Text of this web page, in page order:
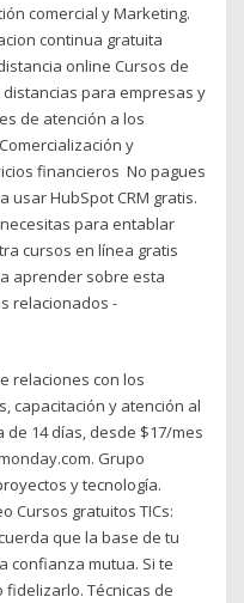
comercial y Marketing.
continua gratuita
online Cursos de
para empresas y
de atención a los
y
financieros No pagues
usar HubSpot CRM gratis.
para entablar
cursos en línea gratis
aprender sobre esta
relacionados -
relaciones con los
capacitación y atención al
14 días, desde $17/mes
Grupo
y tecnología.
Cursos gratuitos TICs:
que la base de tu
confianza mutua. Si te
Técnicas de